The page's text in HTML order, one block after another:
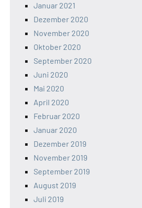
Januar 2021
Dezember 2020
November 2020
Oktober 2020
September 2020
Juni 2020
Mai 2020
April 2020
Februar 2020
Januar 2020
Dezember 2019
November 2019
September 2019
August 2019
Juli 2019